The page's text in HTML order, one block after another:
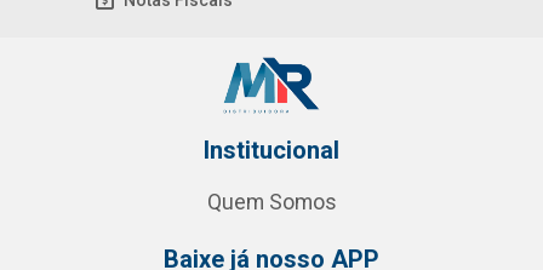
Institucional
Quem Somos
Baixe já nosso APP